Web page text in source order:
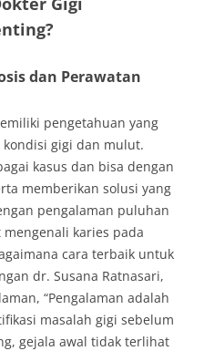
dan Perawatan
pengetahuan yang
gigi dan mulut.
kasus dan bisa dengan
memberikan solusi yang
pengalaman puluhan
karies pada
cara terbaik untuk
dr. Susana Ratnasari,
“Pengalaman adalah
masalah gigi sebelum
gejala awal tidak terlihat